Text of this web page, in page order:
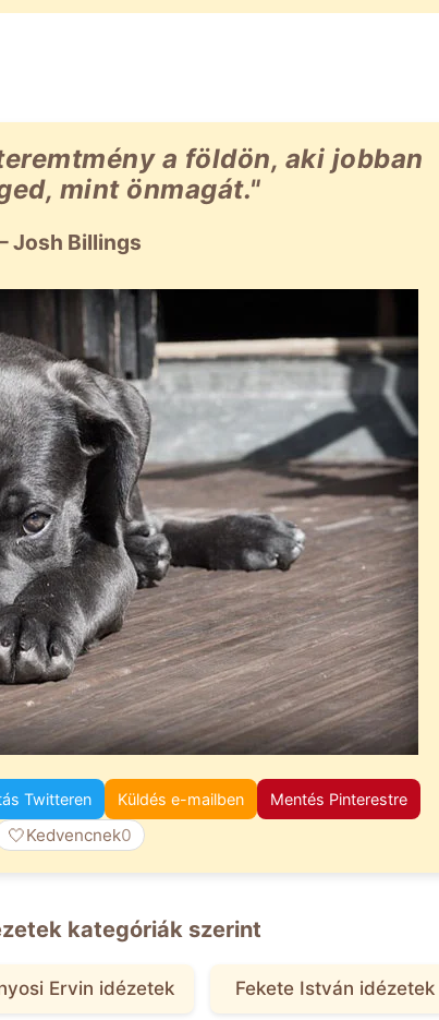
a földön, aki jobban
mint önmagát."
Josh Billings
Twitteren Küldés e-mailben Mentés Pinterestre
🤍Kedvencnek0
kategóriák szerint
Ervin idézetek Fekete István idézetek